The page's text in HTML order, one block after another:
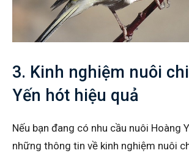
3. Kinh nghiệm nuôi
Yến hót hiệu quả
Nếu bạn đang có nhu cầu nuôi Hoàng
những thông tin về kinh nghiệm nuôi